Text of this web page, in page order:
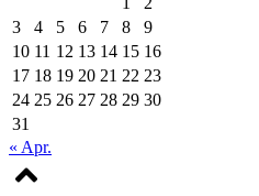
3
4 5 6 7 8
9
10 11 12 13 14 15 16
17 18 19 20 21 22 23
24 25 26 27 28 29 30
31
« Apr.